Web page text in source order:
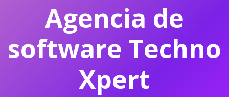
Agencia de
software Techno
Xpert